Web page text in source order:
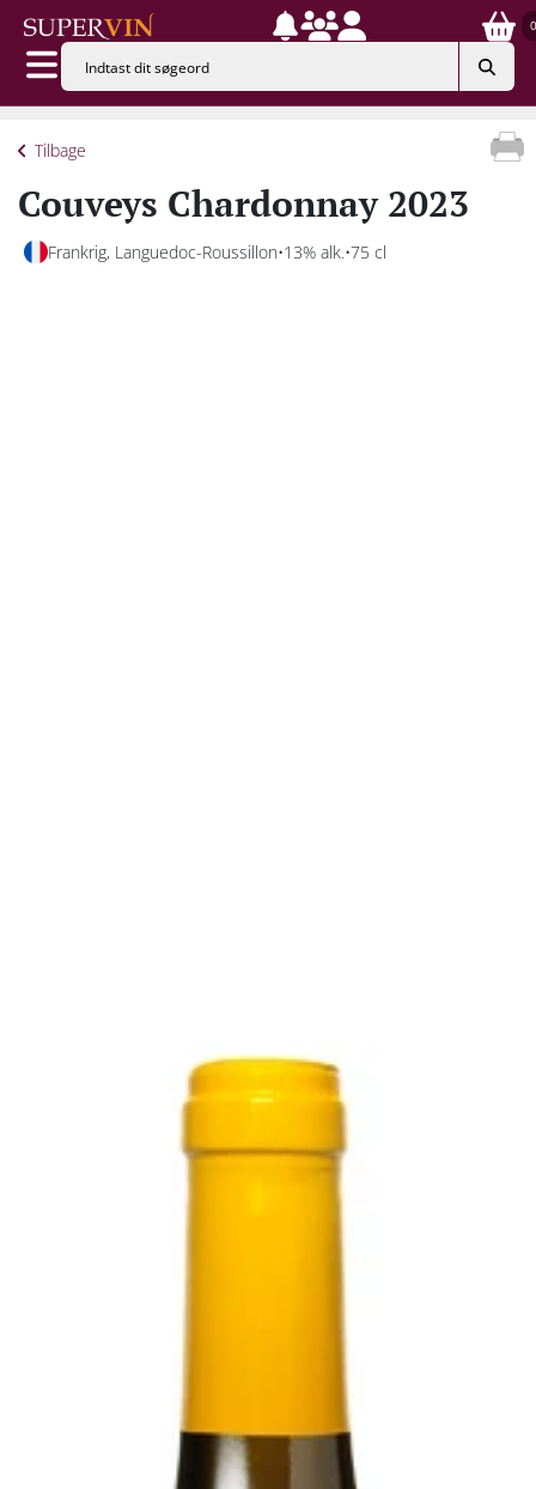
0
Tilbage
Couveys Chardonnay 2023
Frankrig, Languedoc-Roussillon 13% alk. 75 cl